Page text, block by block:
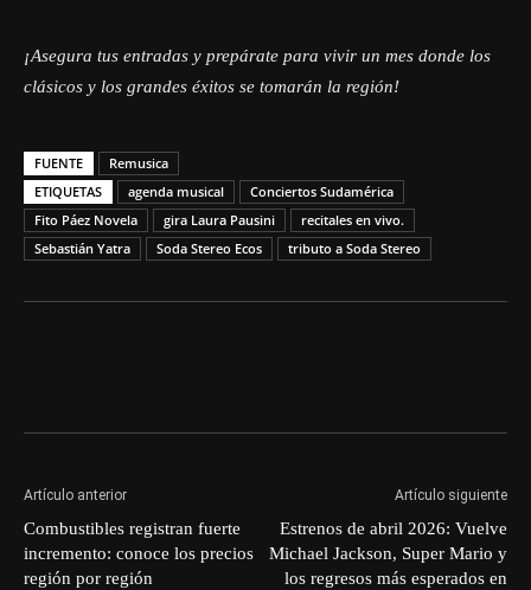
¡Asegura tus entradas y prepárate para vivir un mes donde los
clásicos y los grandes éxitos se tomarán la región!
FUENTE
Remusica
ETIQUETAS
agenda musical
Conciertos Sudamérica
Fito Páez Novela
gira Laura Pausini
recitales en vivo.
Sebastián Yatra
Soda Stereo Ecos tributo a Soda Stereo
Artículo anterior
Combustibles registran fuerte
incremento: conoce los precios
región por región
Artículo siguiente
Estrenos de abril 2026: Vuelve
Michael Jackson, Super Mario y
los regresos más esperados en